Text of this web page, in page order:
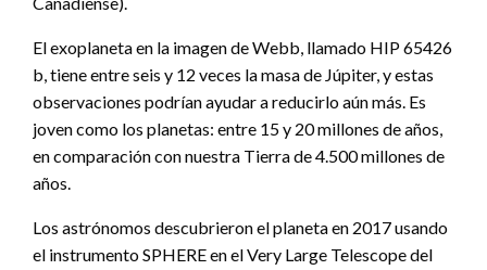
El exoplaneta en la imagen de Webb, llamado HIP 65426
b, tiene entre seis y 12 veces la masa de Júpiter, y estas
observaciones podrían ayudar a reducirlo aún más. Es
joven como los planetas: entre 15 y 20 millones de años,
en comparación con nuestra Tierra de 4.500 millones de
años.
Los astrónomos descubrieron el planeta en 2017 usando
el instrumento SPHERE en el Very Large Telescope del